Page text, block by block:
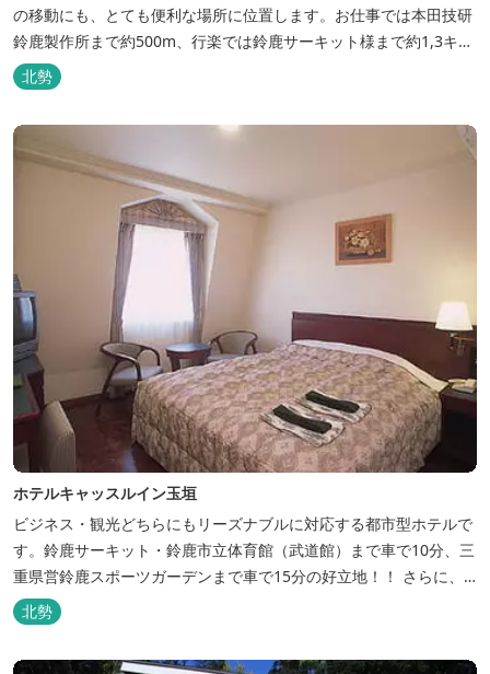
の移動にも、とても便利な場所に位置します。お仕事では本田技研
鈴鹿製作所まで約500m、行楽では鈴鹿サーキット様まで約1,3キ
ロ、スポーツ行事では鈴鹿スポーツガーデン様まで約3キロととて
も近い場所にあります。亀山市へのアクセスも便利でシャープ亀山
工場では約10キロと鈴鹿市では近い場所となっております。
北勢
ホテルキャッスルイン玉垣
ビジネス・観光どちらにもリーズナブルに対応する都市型ホテルで
す。鈴鹿サーキット・鈴鹿市立体育館（武道館）まで車で10分、三
重県営鈴鹿スポーツガーデンまで車で15分の好立地！！ さらに、
全檜造り貸切風呂や各種サービスでお待ち致しております。
北勢